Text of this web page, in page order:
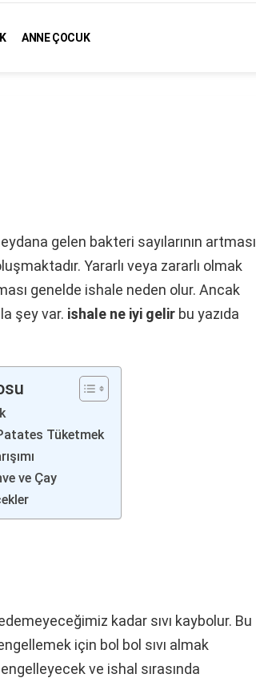
ANNE ÇOCUK
gelen bakteri sayılarının artması
Yararlı veya zararlı olmak
genelde ishale neden olur. Ancak
şey var. ishale ne iyi gelir bu yazıda
Tüketmek
ve Çay
kadar sıvı kaybolur. Bu
için bol bol sıvı almak
ve ishal sırasında